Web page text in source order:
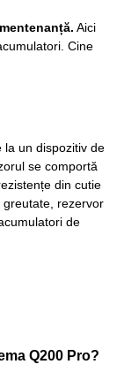
Aici
Cine
la un dispozitiv de
se comportă
din cutie
rezervor
de
Q200 Pro?